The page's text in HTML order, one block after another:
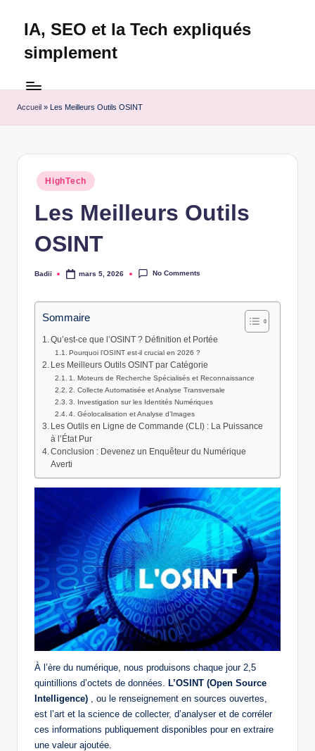
IA, SEO et la Tech expliqués
simplement
est
votre
destination
pour
l'actualité
tech.
Découvrez
des
tests
experts,
les
innovations
Accueil » Les Meilleurs Outils OSINT
Posted
in
HighTech
Les Meilleurs Outils
OSINT
Posted
Badii mars 5, 2026 No Comments
Sommaire
Qu’est-ce que l’OSINT ? Définition et Portée
Pourquoi l’OSINT est-il crucial en 2026 ?
Les Meilleurs Outils OSINT par Catégorie
1. Moteurs de Recherche Spécialisés et Reconnaissance
2. Collecte Automatisée et Analyse Transversale
3. Investigation sur les Identités Numériques
4. Géolocalisation et Analyse d’Images
Les Outils en Ligne de Commande (CLI) : La Puissance
à l’État Pur
Conclusion : Devenez un Enquêteur du Numérique
Averti
À l’ère du numérique, nous produisons chaque jour 2,5
quintillions d’octets de données.
L’OSINT (Open Source
Intelligence) , ou le renseignement en sources ouvertes,
est l’art et la science de collecter, d’analyser et de corréler
ces informations publiquement disponibles pour en extraire
une valeur ajoutée.